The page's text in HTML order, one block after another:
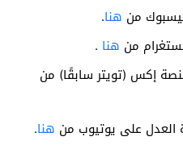
من هنا.
من هنا .
إكس (تويتر سابقًا) من
العدل على يوتيوب من هنا.